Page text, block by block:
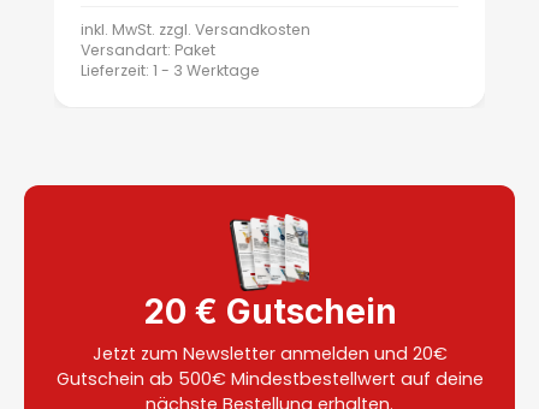
inkl. MwSt. zzgl. Versandkosten
Versandart: Paket
Lieferzeit: 1 - 3 Werktage
Klemmverschraubung 12 x 3/4"
20 € Gutschein
Jetzt zum Newsletter anmelden und 20€
Gutschein ab 500€ Mindestbestellwert auf deine
nächste Bestellung erhalten.